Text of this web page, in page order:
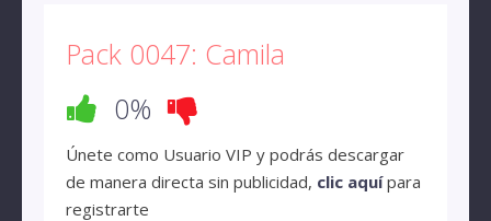
Pack 0047: Camila
0%
Únete como Usuario VIP y podrás descargar
de manera directa sin publicidad, clic aquípara
registrarte